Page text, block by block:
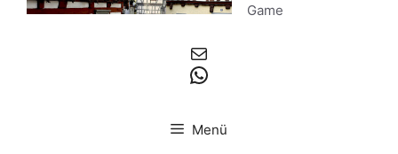
Game
E-Mail
WhatsApp
Menü